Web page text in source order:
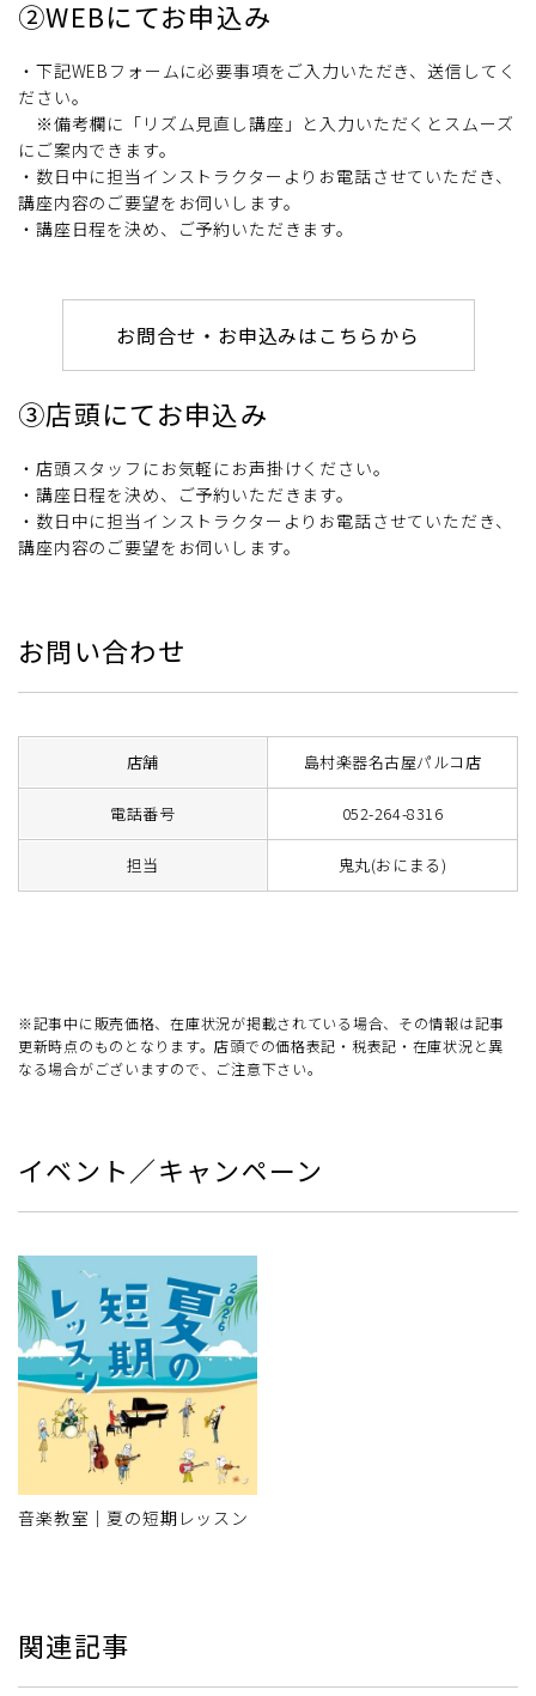
②WEBにてお申込み
・下記WEBフォームに必要事項をご入力いただき、送信してく
ださい。
※備考欄に「リズム見直し講座」と入力いただくとスムーズ
にご案内できます。
・数日中に担当インストラクターよりお電話させていただき、
講座内容のご要望をお伺いします。
・講座日程を決め、ご予約いただきます。
お問合せ・お申込みはこちらから
③店頭にてお申込み
・店頭スタッフにお気軽にお声掛けください。
・講座日程を決め、ご予約いただきます。
・数日中に担当インストラクターよりお電話させていただき、
講座内容のご要望をお伺いします。
お問い合わせ
店舗 島村楽器名古屋パルコ店
電話番号 052-264-8316
担当 鬼丸(おにまる)
※記事中に販売価格、在庫状況が掲載されている場合、その情報は記事
更新時点のものとなります。店頭での価格表記・税表記・在庫状況と異
なる場合がございますので、ご注意下さい。
イベント／キャンペーン
音楽教室｜夏の短期レッスン
関連記事